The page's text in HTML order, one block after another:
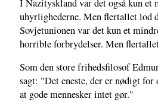
I Nazityskland var det også kun et
uhyrlighederne. Men flertallet lod
Sovjetunionen var det kun et
horrible forbrydelser. Men
Som den store frihedsfilosof
sagt: "Det eneste, der er nødigt
at gode mennesker intet gør."